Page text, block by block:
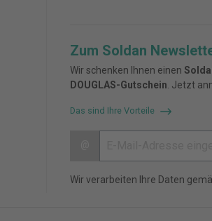
Zum Soldan
Wir schenken Ihnen einen
DOUGLAS-Gutschein . Jetzt
Das sind Ihre Vorteile
Wir verarbeiten Ihre Daten